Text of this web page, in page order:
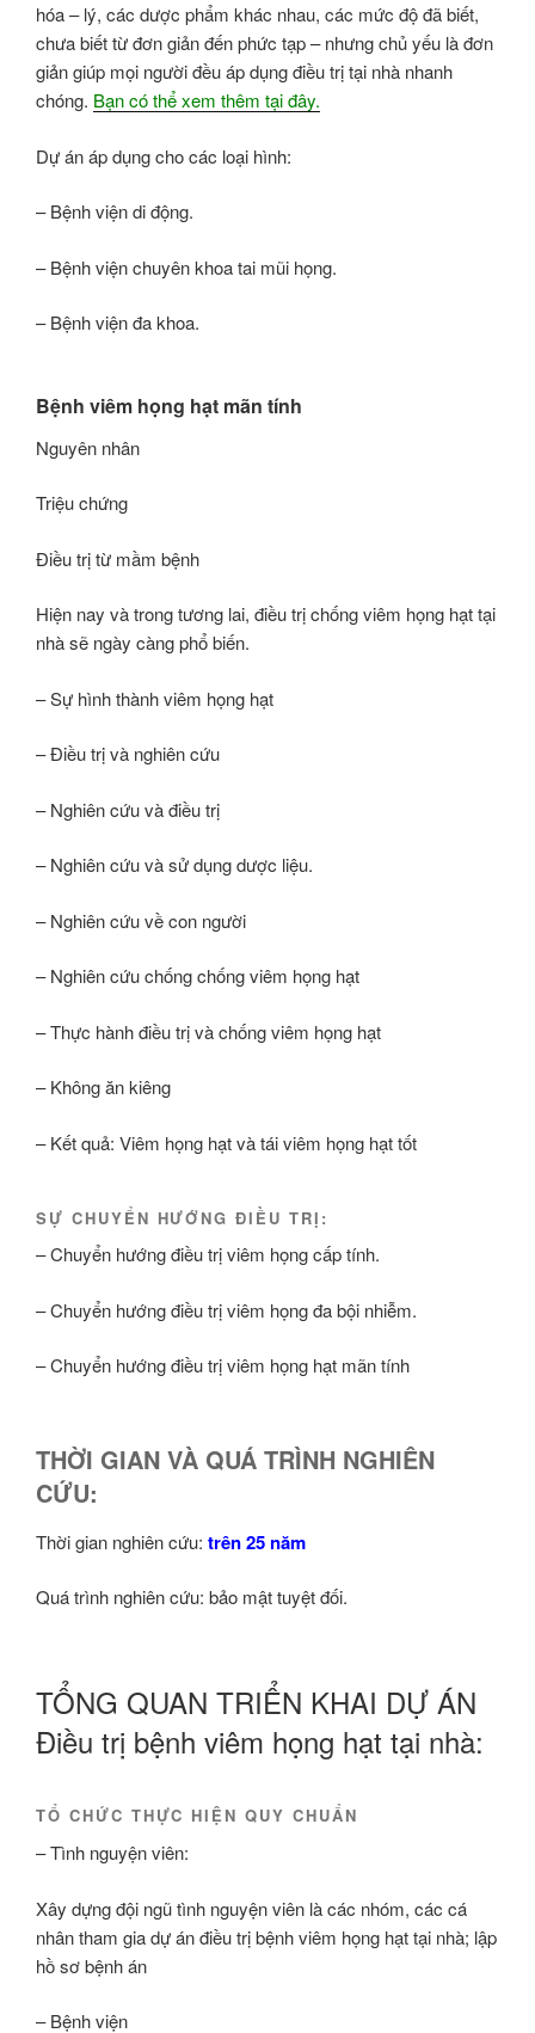
hóa – lý, các dược phẩm khác nhau, các mức độ đã biết,
chưa biết từ đơn giản đến phức tạp – nhưng chủ yếu là đơn
giản giúp mọi người đều áp dụng điều trị tại nhà nhanh
chóng. Bạn có thể xem thêm tại đây.
Dự án áp dụng cho các loại hình:
– Bệnh viện di động.
– Bệnh viện chuyên khoa tai mũi họng.
– Bệnh viện đa khoa.
Bệnh viêm họng hạt mãn tính
Nguyên nhân
Triệu chứng
Điều trị từ mầm bệnh
Hiện nay và trong tương lai, điều trị chống viêm họng hạt tại
nhà sẽ ngày càng phổ biến.
– Sự hình thành viêm họng hạt
– Điều trị và nghiên cứu
– Nghiên cứu và điều trị
– Nghiên cứu và sử dụng dược liệu.
– Nghiên cứu về con người
– Nghiên cứu chống chống viêm họng hạt
– Thực hành điều trị và chống viêm họng hạt
– Không ăn kiêng
– Kết quả: Viêm họng hạt và tái viêm họng hạt tốt
SỰ CHUYỂN HƯỚNG ĐIỀU TRỊ:
– Chuyển hướng điều trị viêm họng cấp tính.
– Chuyển hướng điều trị viêm họng đa bội nhiễm.
– Chuyển hướng điều trị viêm họng hạt mãn tính
THỜI GIAN VÀ QUÁ TRÌNH NGHIÊN
CỨU:
Thời gian nghiên cứu: trên 25 năm
Quá trình nghiên cứu: bảo mật tuyệt đối.
TỔNG QUAN TRIỂN KHAI DỰ ÁN
Điều trị bệnh viêm họng hạt tại nhà:
TỔ CHỨC THỰC HIỆN QUY CHUẨN
– Tình nguyện viên:
Xây dựng đội ngũ tình nguyện viên là các nhóm, các cá
nhân tham gia dự án điều trị bệnh viêm họng hạt tại nhà; lập
hồ sơ bệnh án
– Bệnh viện